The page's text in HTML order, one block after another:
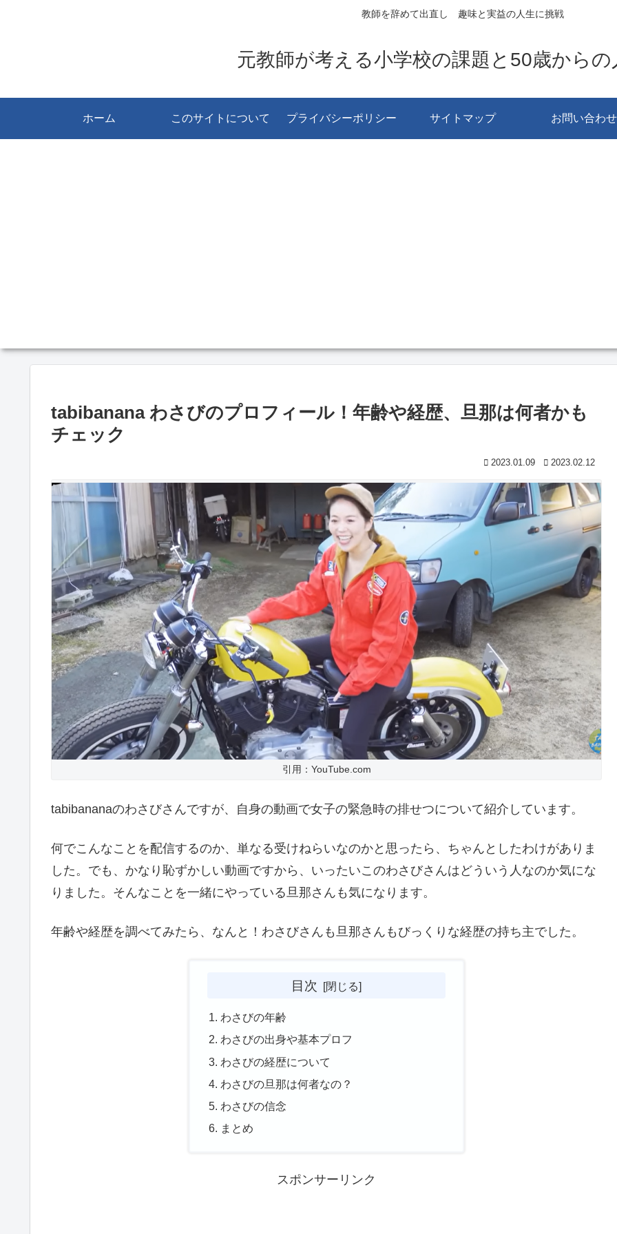
教師を辞めて出直し 趣味と実益の人生に挑戦
元教師が考える小学校の課題と50歳からの
ホーム このサイトについて プライバシーポリシー サイトマップ お問い合わせ
tabibanana わさびのプロフィール！年齢や経歴、旦那は何者かも
チェック
2023.01.09 2023.02.12
引用：YouTube.com
tabibananaのわさびさんですが、自身の動画で女子の緊急時の排せつについて紹介しています。
何でこんなことを配信するのか、単なる受けねらいなのかと思ったら、ちゃんとしたわけがありま
した。でも、かなり恥ずかしい動画ですから、いったいこのわさびさんはどういう人なのか気にな
りました。そんなことを一緒にやっている旦那さんも気になります。
年齢や経歴を調べてみたら、なんと！わさびさんも旦那さんもびっくりな経歴の持ち主でした。
目次
わさびの年齢
わさびの出身や基本プロフ
わさびの経歴について
わさびの旦那は何者なの？
わさびの信念
まとめ
スポンサーリンク